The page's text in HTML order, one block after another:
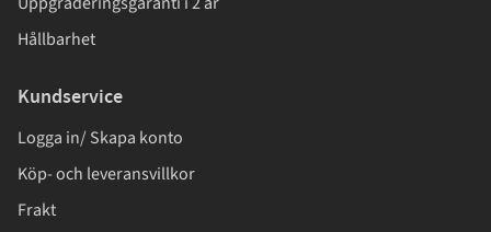
Hållbarhet
Kundservice
Logga in/ Skapa konto
Köp- och leveransvillkor
Frakt